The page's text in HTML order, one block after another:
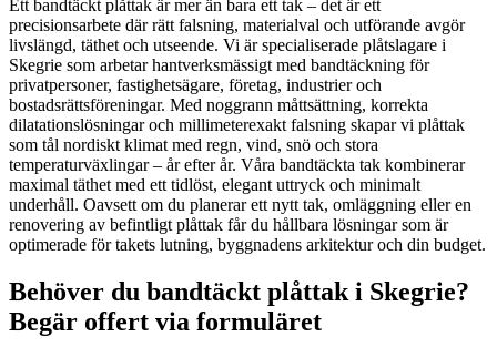
Ett bandtäckt plåttak är mer än bara ett tak – det är ett
precisionsarbete där rätt falsning, materialval och utförande avgör
livslängd, täthet och utseende. Vi är specialiserade plåtslagare i
Skegrie som arbetar hantverksmässigt med bandtäckning för
privatpersoner, fastighetsägare, företag, industrier och
bostadsrättsföreningar. Med noggrann måttsättning, korrekta
dilatationslösningar och millimeterexakt falsning skapar vi plåttak
som tål nordiskt klimat med regn, vind, snö och stora
temperaturväxlingar – år efter år. Våra bandtäckta tak kombinerar
maximal täthet med ett tidlöst, elegant uttryck och minimalt
underhåll. Oavsett om du planerar ett nytt tak, omläggning eller en
renovering av befintligt plåttak får du hållbara lösningar som är
optimerade för takets lutning, byggnadens arkitektur och din budget.
Behöver du bandtäckt plåttak i Skegrie?
Begär offert via formuläret